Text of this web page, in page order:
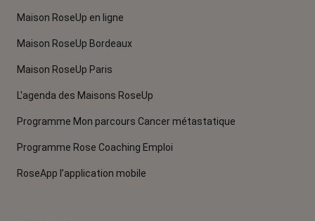
Maison RoseUp en ligne
Maison RoseUp Bordeaux
Maison RoseUp Paris
L'agenda des Maisons RoseUp
Programme Mon parcours Cancer métastatique
Programme Rose Coaching Emploi
RoseApp l’application mobile